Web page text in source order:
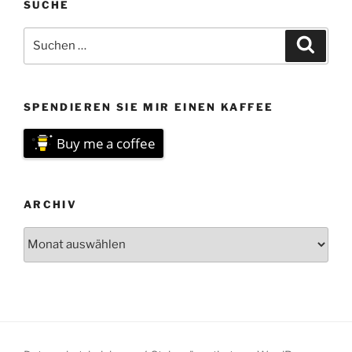
SUCHE
nach:
SPENDIEREN SIE MIR EINEN KAFFEE
Buy me a coffee
ARCHIV